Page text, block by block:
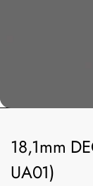
18,1mm
UA01)